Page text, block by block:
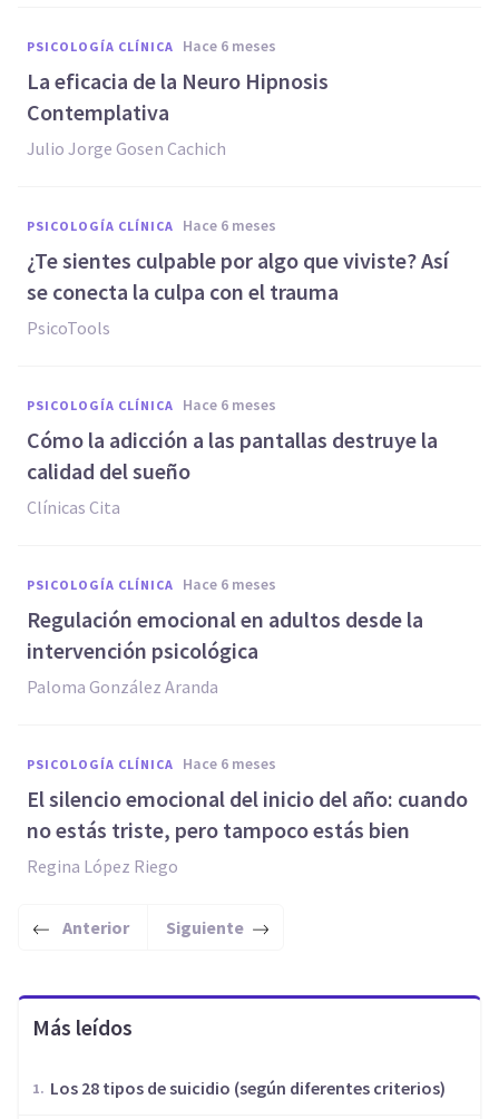
PSICOLOGÍA CLÍNICA hace 6 meses
La eficacia de la Neuro Hipnosis
Contemplativa
Julio Jorge Gosen Cachich
PSICOLOGÍA CLÍNICA hace 6 meses
¿Te sientes culpable por algo que viviste? Así
se conecta la culpa con el trauma
PsicoTools
PSICOLOGÍA CLÍNICA hace 6 meses
Cómo la adicción a las pantallas destruye la
calidad del sueño
Clínicas Cita
PSICOLOGÍA CLÍNICA hace 6 meses
Regulación emocional en adultos desde la
intervención psicológica
Paloma González Aranda
PSICOLOGÍA CLÍNICA hace 6 meses
El silencio emocional del inicio del año: cuando
no estás triste, pero tampoco estás bien
Regina López Riego
Anterior Siguiente
Más leídos
Los 28 tipos de suicidio (según diferentes criterios)